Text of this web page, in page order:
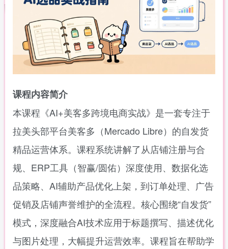
课程内容简介
本课程《AI+美客多跨境电商实战》是一套专注于
拉美头部平台美客多（Mercado Libre）的自发货
精品运营体系。课程系统讲解了从店铺注册与合
规、ERP工具（智赢/圆佑）深度使用、数据化选
品策略、AI辅助产品优化上架，到订单处理、广告
促销及店铺声誉维护的全流程。核心围绕“自发货”
模式，深度融合AI技术应用于标题撰写、描述优化
与图片处理，大幅提升运营效率。课程旨在帮助学